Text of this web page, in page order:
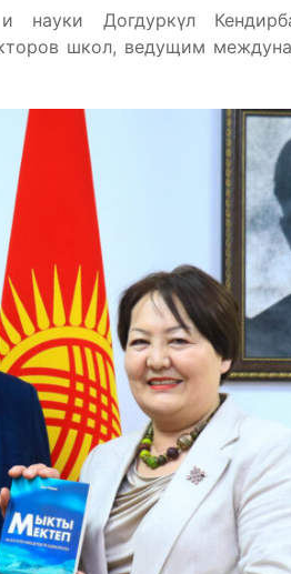
Догдуркүл
школ, ведущим